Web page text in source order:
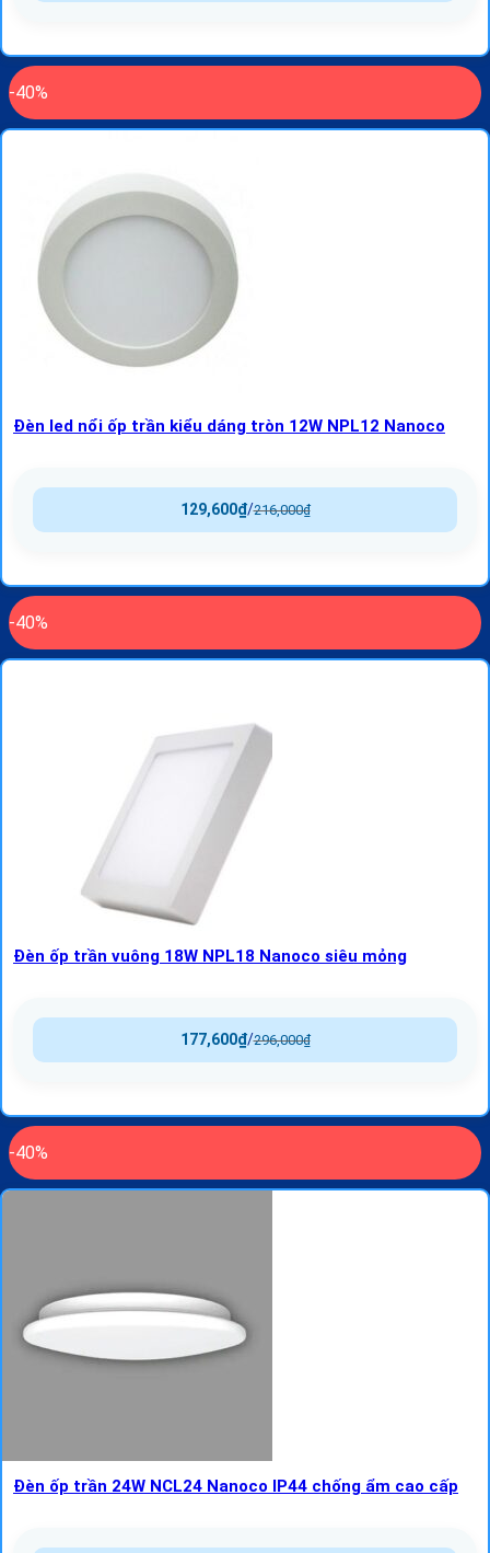
-40%
Đèn led nổi ốp trần kiểu dáng tròn 12W NPL12 Nanoco
216,000₫
/
129,600₫
-40%
Đèn ốp trần vuông 18W NPL18 Nanoco siêu mỏng
296,000₫
/
177,600₫
-40%
Đèn ốp trần 24W NCL24 Nanoco IP44 chống ẩm cao cấp